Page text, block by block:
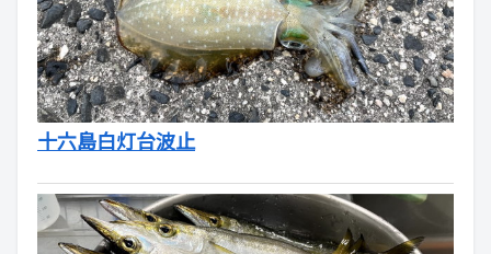
十六島白灯台波止